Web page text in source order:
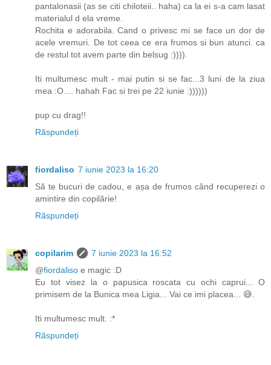
pantalonasii (as se citi chiloteii.. haha) ca la ei s-a cam lasat
materialul d ela vreme.
Rochita e adorabila. Cand o privesc mi se face un dor de
acele vremuri. De tot ceea ce era frumos si bun atunci. ca
de restul tot avem parte din belsug :)))).
Iti multumesc mult - mai putin si se fac...3 luni de la ziua
mea :O.... hahah Fac si trei pe 22 iunie :))))))
pup cu drag!!
Răspundeți
fiordaliso 7 iunie 2023 la 16:20
Să te bucuri de cadou, e așa de frumos când recuperezi o
amintire din copilărie!
Răspundeți
copilarim
7 iunie 2023 la 16:52
@fiordaliso e magic :D
Eu tot visez la o papusica roscata cu ochi caprui... O
primisem de la Bunica mea Ligia... Vai ce imi placea... 😅.
Iti multumesc mult. :*
Răspundeți